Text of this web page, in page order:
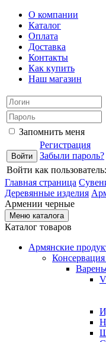
О компании
Каталог
Оплата
Доставка
Контакты
Как купить
Наш магазин
Запомнить меня
Регистрация
Забыли пароль?
Войти как пользователь:
Главная страница
Деревянные изделия
Армении черные
Меню каталога
Каталог товаров
Армянские